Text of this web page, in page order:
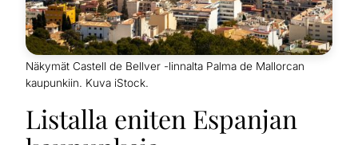
Näkymät Castell de Bellver -linnalta Palma de Mallorcan
kaupunkiin. Kuva iStock.
Listalla eniten Espanjan